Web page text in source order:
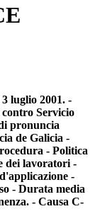
luglio 2001. -
Servicio
pronuncia
de Galicia -
- Politica
dei lavoratori -
-
- Durata media
- Causa C-